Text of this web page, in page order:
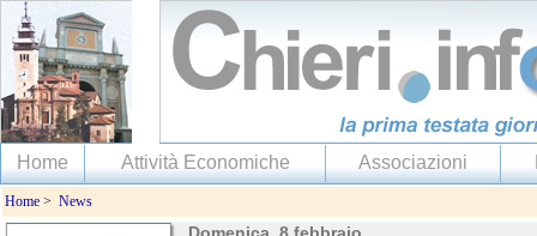
Home Attività Economiche Associazioni
Home > News